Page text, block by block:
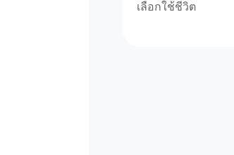
เลือกใช้ชีวิต